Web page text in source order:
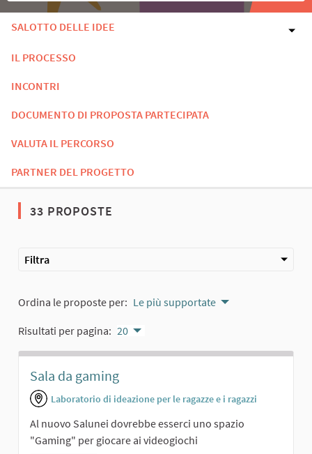
SALOTTO DELLE IDEE
IL PROCESSO
INCONTRI
DOCUMENTO DI PROPOSTA PARTECIPATA
VALUTA IL PERCORSO
PARTNER DEL PROGETTO
33 PROPOSTE
Filtra
Ordina le proposte per: Le più supportate
Risultati per pagina: 20
Sala da gaming
Laboratorio di ideazione per le ragazze e i ragazzi
Al nuovo Salunei dovrebbe esserci uno spazio
"Gaming" per giocare ai videogiochi